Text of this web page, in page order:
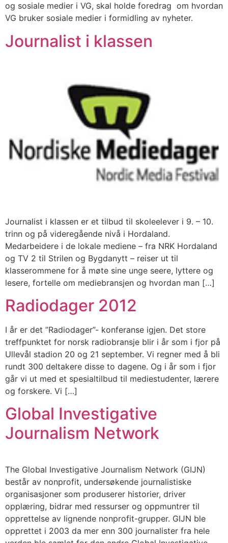
og sosiale medier i VG, skal holde foredrag om hvordan
VG bruker sosiale medier i formidling av nyheter.
Journalist i klassen
Journalist i klassen er et tilbud til skoleelever i 9. – 10.
trinn og på videregående nivå i Hordaland.
Medarbeidere i de lokale mediene – fra NRK Hordaland
og TV 2 til Strilen og Bygdanytt – reiser ut til
klasserommene for å møte sine unge seere, lyttere og
lesere, fortelle om mediebransjen og hvordan man […]
Radiodager 2012
I år er det ”Radiodager”- konferanse igjen. Det store
treffpunktet for norsk radiobransje blir i år som i fjor på
Ullevål stadion 20 og 21 september. Vi regner med å bli
rundt 300 deltakere disse to dagene. Og i år som i fjor
går vi ut med et spesialtilbud til mediestudenter, lærere
og forskere. Vi […]
Global Investigative
Journalism Network
The Global Investigative Journalism Network (GIJN)
består av nonprofit, undersøkende journalistiske
organisasjoner som produserer historier, driver
opplæring, bidrar med ressurser og oppmuntrer til
opprettelse av lignende nonprofit-grupper. GIJN ble
opprettet i 2003 da mer enn 300 journalister fra hele